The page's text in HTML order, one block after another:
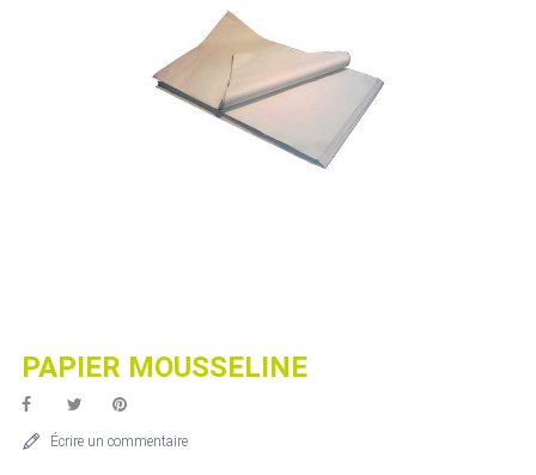
PAPIER MOUSSELINE
Écrire un commentaire